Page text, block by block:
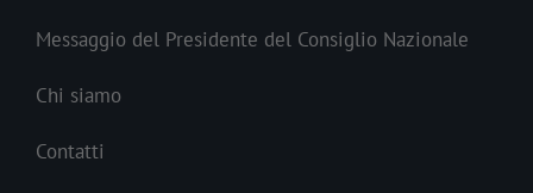
Messaggio del Presidente del Consiglio Nazionale
Chi siamo
Contatti